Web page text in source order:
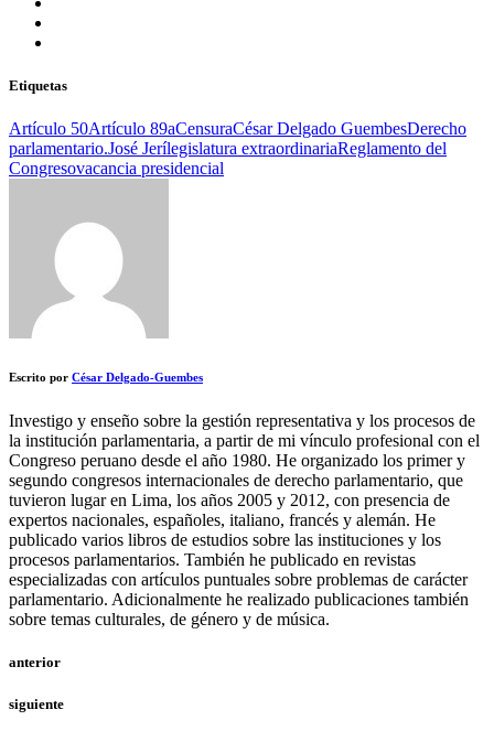
Etiquetas
Artículo 50Artículo 89aCensuraCésar Delgado GuembesDerecho
parlamentario.José Jerílegislatura extraordinariaReglamento del
Congresovacancia presidencial
Escrito por César Delgado-Guembes
Investigo y enseño sobre la gestión representativa y los procesos de
la institución parlamentaria, a partir de mi vínculo profesional con el
Congreso peruano desde el año 1980. He organizado los primer y
segundo congresos internacionales de derecho parlamentario, que
tuvieron lugar en Lima, los años 2005 y 2012, con presencia de
expertos nacionales, españoles, italiano, francés y alemán. He
publicado varios libros de estudios sobre las instituciones y los
procesos parlamentarios. También he publicado en revistas
especializadas con artículos puntuales sobre problemas de carácter
parlamentario. Adicionalmente he realizado publicaciones también
sobre temas culturales, de género y de música.
anterior
siguiente